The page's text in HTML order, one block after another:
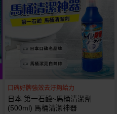
口碑好牌強效去汙夠給力
日本 第一石鹼~馬桶清潔劑
(500ml) 馬桶清潔神器